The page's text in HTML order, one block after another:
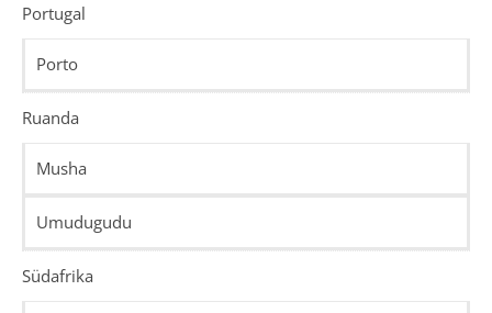
Portugal
Porto
Ruanda
Musha
Umudugudu
Südafrika